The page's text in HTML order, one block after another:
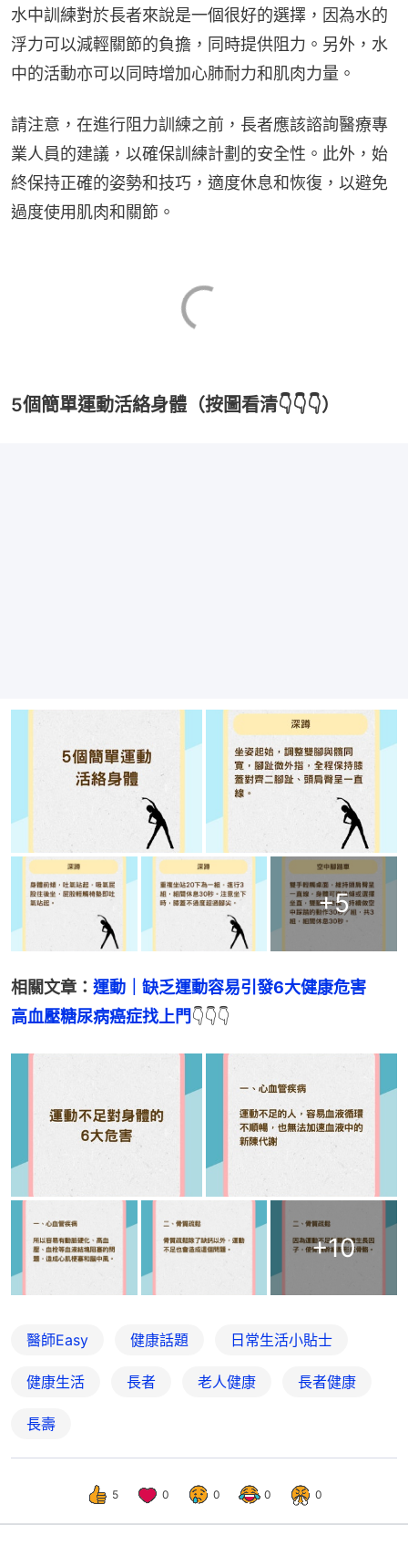
水中訓練對於長者來說是一個很好的選擇，因為水的
浮力可以減輕關節的負擔，同時提供阻力。另外，水
中的活動亦可以同時增加心肺耐力和肌肉力量。
請注意，在進行阻力訓練之前，長者應該諮詢醫療專
業人員的建議，以確保訓練計劃的安全性。此外，始
終保持正確的姿勢和技巧，適度休息和恢復，以避免
過度使用肌肉和關節。
5個簡單運動活絡身體（按圖看清👇👇👇）
+5
相關文章： 運動｜缺乏運動容易引發6大健康危害
高血壓糖尿病癌症找上門 👇👇👇
+10
醫師Easy 健康話題 日常生活小貼士
健康生活 長者 老人健康 長者健康
長壽
5 0 0 0 0